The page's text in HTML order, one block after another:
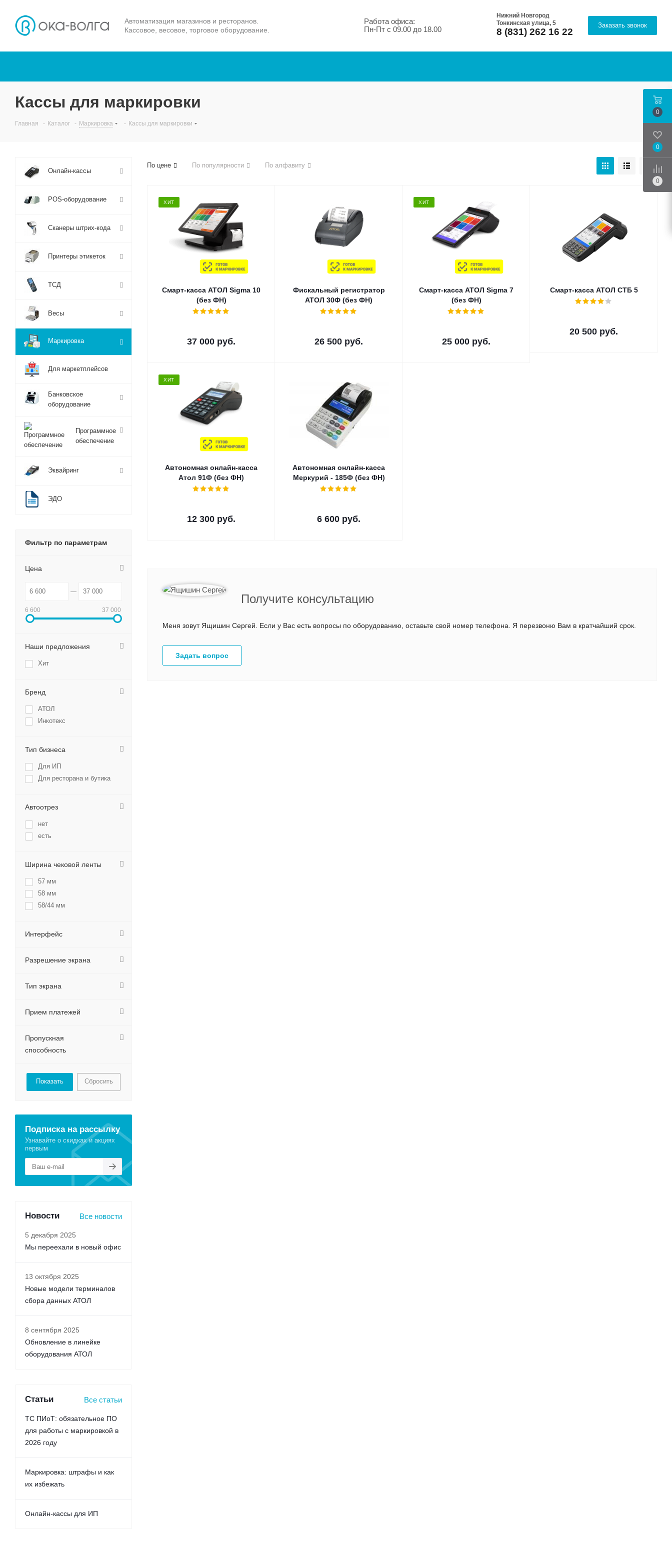
Автоматизация магазинов и ресторанов.
Кассовое, весовое, торговое оборудование.
Работа офиса:
Пн-Пт с 09.00 до 18.00
Нижний Новгород
Тонкинская улица, 5
8 (831) 262 16 22
Заказать звонок
Кассы для маркировки
Главная - Каталог - Маркировка - Кассы для маркировки
По цене По популярности По алфавиту
ХИТ
Смарт-касса АТОЛ Sigma 10
(без ФН)
37 000 руб.
Фискальный регистратор
АТОЛ 30Ф (без ФН)
26 500 руб.
ХИТ
Смарт-касса АТОЛ Sigma 7
(без ФН)
25 000 руб.
Смарт-касса АТОЛ СТБ 5
20 500 руб.
ХИТ
Автономная онлайн-касса
Атол 91Ф (без ФН)
12 300 руб.
Автономная онлайн-касса
Меркурий - 185Ф (без ФН)
6 600 руб.
Получите консультацию
Меня зовут Ящишин Сергей. Если у Вас есть вопросы по оборудованию, оставьте свой номер телефона. Я перезвоню Вам в кратчайший срок.
Задать вопрос
Онлайн-кассы
POS-оборудование
Сканеры штрих-кода
Принтеры этикеток
ТСД
Весы
Маркировка
Для маркетплейсов
Банковское
оборудование
Программное
обеспечение
Эквайринг
ЭДО
Фильтр по параметрам
Цена
6 600 37 000
Наши предложения
Хит
Бренд
АТОЛ
Инкотекс
Тип бизнеса
Для ИП
Для ресторана и бутика
Автоотрез
нет
есть
Ширина чековой ленты
57 мм
58 мм
58/44 мм
Интерфейс
Разрешение экрана
Тип экрана
Прием платежей
Пропускная
способность
Сбросить
Подписка на рассылку
Узнавайте о скидках и акциях
первым
Новости Все новости
5 декабря 2025
Мы переехали в новый офис
13 октября 2025
Новые модели терминалов
сбора данных АТОЛ
8 сентября 2025
Обновление в линейке
оборудования АТОЛ
Статьи Все статьи
ТС ПИоТ: обязательное ПО
для работы с маркировкой в
2026 году
Маркировка: штрафы и как
их избежать
Онлайн-кассы для ИП
0
0
0